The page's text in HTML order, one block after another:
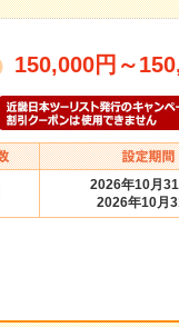
150,000円 ～
2026年10月
2026年10月